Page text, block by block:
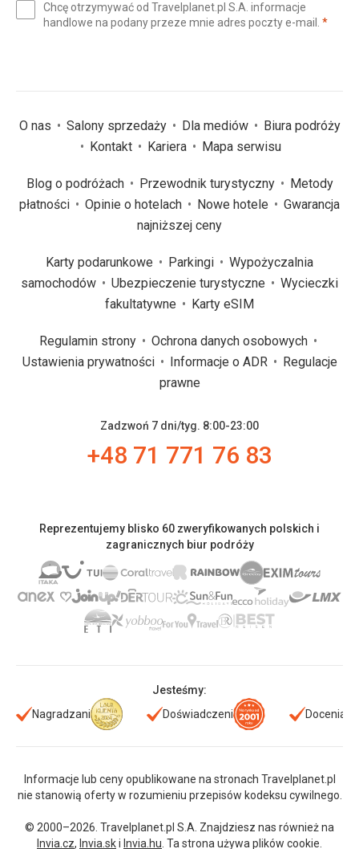
(wymagane)
Chcę otrzymywać od Travelplanet.pl S.A. informacje
handlowe na podany przeze mnie adres poczty e-mail. *
O nas Salony sprzedaży Dla mediów
Biura podróży
Kontakt
Kariera Mapa serwisu
Blog o podróżach Przewodnik turystyczny
Metody
płatności
Opinie o hotelach Nowe hotele
Gwarancja
najniższej ceny
Karty podarunkowe Parkingi
Wypożyczalnia
samochodów
Ubezpieczenie turystyczne
Wycieczki
fakultatywne
Karty eSIM
Regulamin strony
Ochrona danych osobowych
Ustawienia prywatności
Informacje o ADR
Regulacje
prawne
Zadzwoń 7 dni/tyg. 8:00-23:00
+48 71 771 76 83
Reprezentujemy blisko 60 zweryfikowanych polskich i
zagranicznych biur podróży
Jesteśmy:
Nagradzani
Doświadczeni Doceniani
Informacje lub ceny opublikowane na stronach Travelplanet.pl
nie stanowią oferty w rozumieniu przepisów kodeksu cywilnego.
© 2000–2026. Travelplanet.pl S.A. Znajdziesz nas również na
Invia.cz, Invia.ski Invia.hu . Ta strona używa plików cookie.